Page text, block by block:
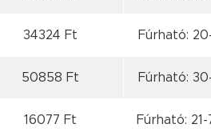
34324 Ft Fúrható:
50858 Ft Fúrható:
16077 Ft Fúrható: